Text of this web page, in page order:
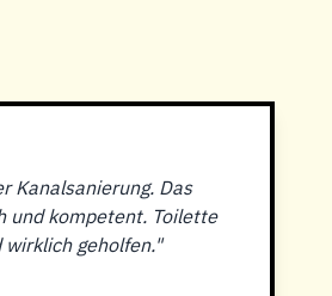
Kanalsanierung. Das
und kompetent. Toilette
geholfen."